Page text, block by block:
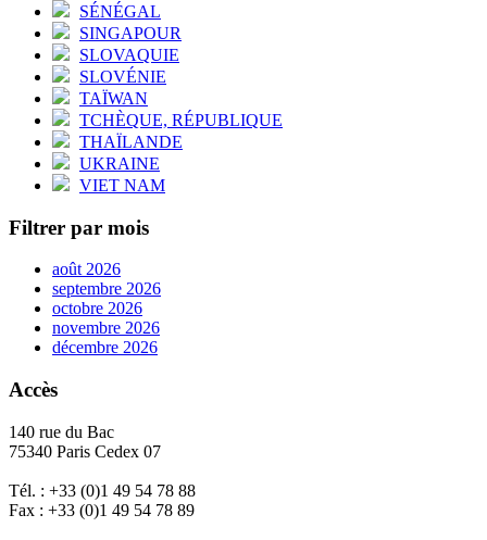
SÉNÉGAL
SINGAPOUR
SLOVAQUIE
SLOVÉNIE
TAÏWAN
TCHÈQUE, RÉPUBLIQUE
THAÏLANDE
UKRAINE
VIET NAM
Filtrer par mois
août 2026
septembre 2026
octobre 2026
novembre 2026
décembre 2026
Accès
140 rue du Bac
75340 Paris Cedex 07
Tél. : +33 (0)1 49 54 78 88
Fax : +33 (0)1 49 54 78 89